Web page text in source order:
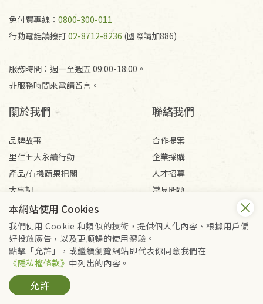
免付費專線： 0800-300-011
行動電話請撥打02-8712-8236 (國際請加886)
服務時間：週一至週五 09:00-18:00。
非服務時間來電請留言。
關於我們
品牌故事
里仁七大永續行動
產品/有機蔬果把關
大事記
媒體報導
聯絡我們
合作提案
企業採購
人才招募
常見問題
會員服務條款
隱私權政策
Copyright © 2026 里仁事業股份有限公司(統編：16301262) /
里仁網購股份有限公司(統編：25149752)
本網站使用 Cookies
我們使用 Cookie 和類似的技術，提供個人化內容、根據用戶偏
好投放廣告，以及更順暢的使用體驗。
點擊「允許」，或繼續瀏覽網站即代表你同意我們在
《隱私權條款》 中列出的內容。
允許